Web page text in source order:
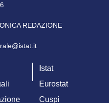
REDAZIONE
Istat
Eurostat
Cuspi